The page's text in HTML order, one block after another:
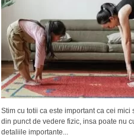
Stim cu totii ca este important ca cei mici
din punct de vedere fizic, insa poate nu
detaliile importante...